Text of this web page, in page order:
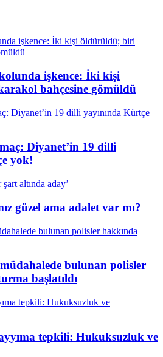
işkence: İki kişi
bahçesine gömüldü
Diyanet’in 19 dilli
yok!
güzel ama adalet var mı?
bulunan polisler
başlatıldı
tepkili: Hukuksuzluk ve